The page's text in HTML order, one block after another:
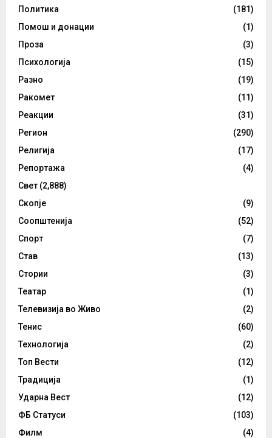
Политика
(181)
Помош и донации
(1)
Проза
(3)
Психологија
(15)
Разно
(19)
Ракомет
(11)
Реакции
(31)
Регион
(290)
Религија
(17)
Репортажа
(4)
Свет (2,888)
Скопје
(9)
Соопштенија
(52)
Спорт
(7)
Став
(13)
Стории
(3)
Театар
(1)
Телевизија во Живо
(2)
Тенис
(60)
Технологија
(2)
Топ Вести
(12)
Традиција
(1)
Ударна Вест
(12)
ФБ Статуси
(103)
Филм
(4)